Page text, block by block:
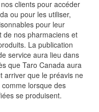
clients pour accéder
ou pour les utiliser,
pour leur
de nos pharmaciens et
La publication
service aura lieu dans
que Taro Canada aura
arriver que le préavis ne
lorsque des
se produisent.